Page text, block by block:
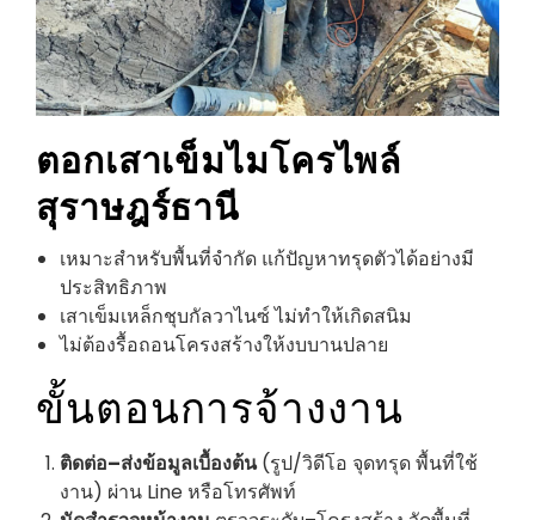
ตอกเสาเข็มไมโครไพล์
สุราษฎร์ธานี
เหมาะสำหรับพื้นที่จำกัด แก้ปัญหาทรุดตัวได้อย่างมี
ประสิทธิภาพ
เสาเข็มเหล็กชุบกัลวาไนซ์ ไม่ทำให้เกิดสนิม
ไม่ต้องรื้อถอนโครงสร้างให้งบบานปลาย
ขั้นตอนการจ้างงาน
ติดต่อ–ส่งข้อมูลเบื้องต้น(รูป/วิดีโอ จุดทรุด พื้นที่ใช้
งาน) ผ่าน Line หรือโทรศัพท์